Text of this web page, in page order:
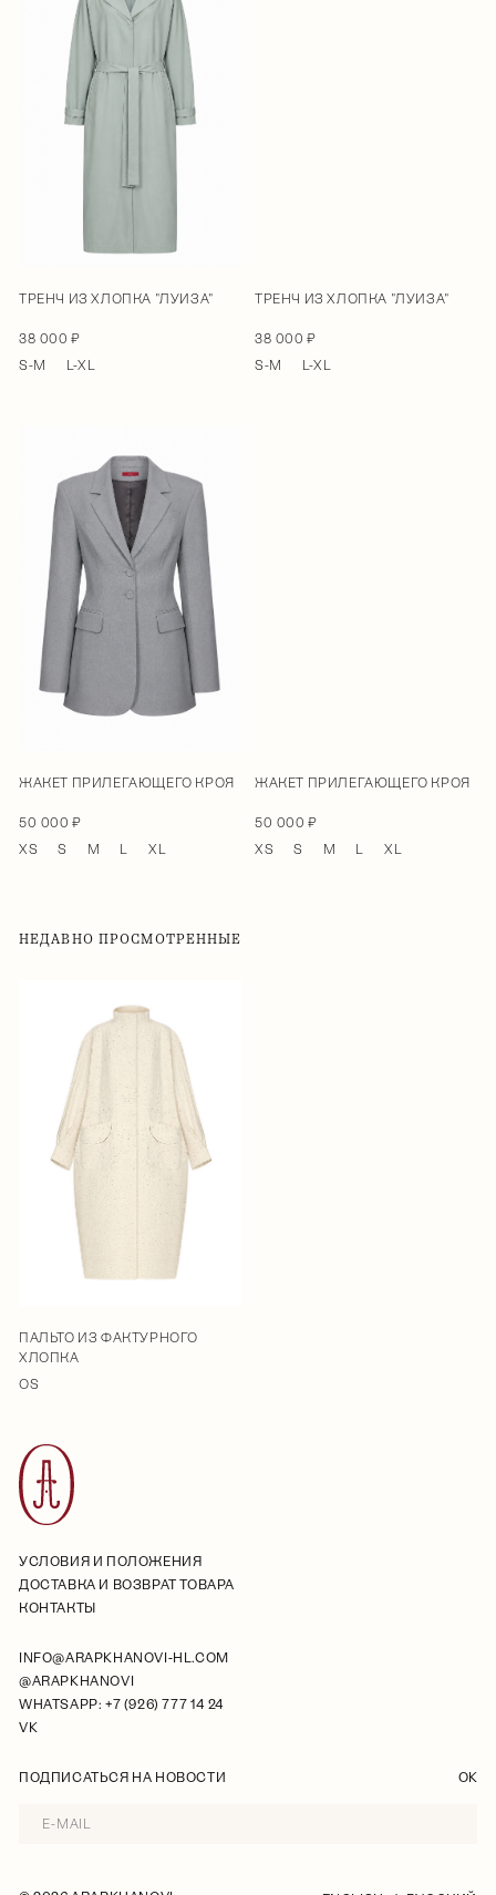
ТРЕНЧ ИЗ ХЛОПКА "ЛУИЗА"
38 000 ₽
S-M
L-XL
ТРЕНЧ ИЗ ХЛОПКА "ЛУИЗА"
38 000 ₽
S-M
L-XL
ЖАКЕТ ПРИЛЕГАЮЩЕГО КРОЯ
50 000 ₽
XS
S M L XL
ЖАКЕТ ПРИЛЕГАЮЩЕГО КРОЯ
50 000 ₽
XS
S M L XL
НЕДАВНО ПРОСМОТРЕННЫЕ
ПАЛЬТО ИЗ ФАКТУРНОГО
ХЛОПКА
OS
УСЛОВИЯ И ПОЛОЖЕНИЯ
ДОСТАВКА И ВОЗВРАТ ТОВАРА
КОНТАКТЫ
INFO@ARAPKHANOVI-HL.COM
@ARAPKHANOVI
WHATSAPP: +7 (926) 777 14 24
VK
ПОДПИСАТЬСЯ НА НОВОСТИ OK